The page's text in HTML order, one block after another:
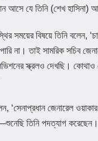
আসে যে তিনি (শেখ হাসিনা)
সময়ের বিষয়ে তিনি বলেন,
না। তাই সামরিক সচিব
স্ক্রলও দেখছি।
‘সেনাপ্রধান জেনারেল
তিনি পদত্যাগ করেছেন।